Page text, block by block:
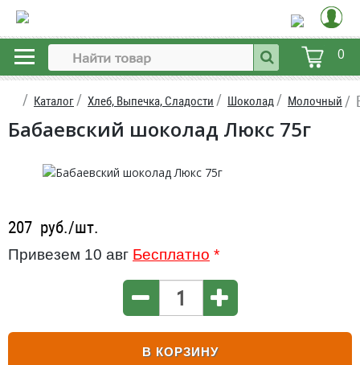
0
Каталог Хлеб, Выпечка, Сладости Шоколад Молочный
Бабаевский шоколад Люкс 75г
207 руб./шт.
Привезем 10 авг Бесплатно *
В КОРЗИНУ